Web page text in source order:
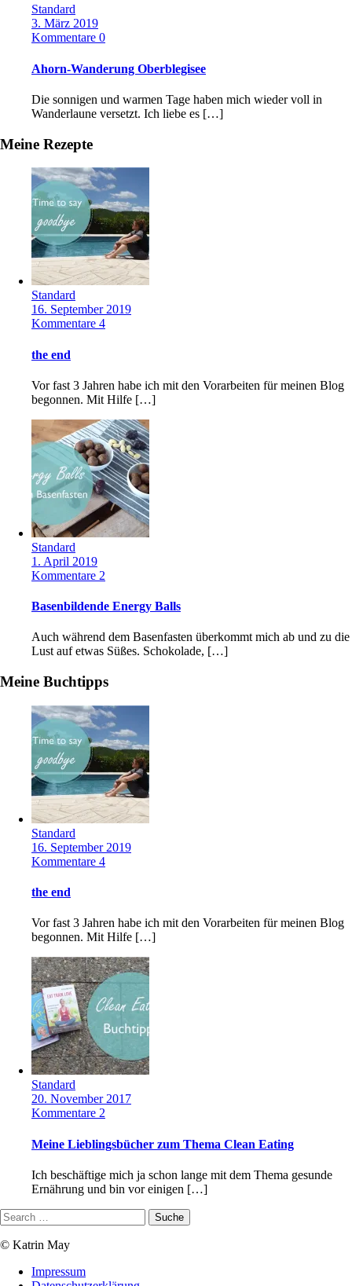
Standard
3. März 2019
Kommentare 0
Ahorn-Wanderung Oberblegisee
Die sonnigen und warmen Tage haben mich wieder voll in
Wanderlaune versetzt. Ich liebe es […]
Meine Rezepte
Standard
16. September 2019
Kommentare 4
the end
Vor fast 3 Jahren habe ich mit den Vorarbeiten für meinen Blog
begonnen. Mit Hilfe […]
Standard
1. April 2019
Kommentare 2
Basenbildende Energy Balls
Auch während dem Basenfasten überkommt mich ab und zu die
Lust auf etwas Süßes. Schokolade, […]
Meine Buchtipps
Standard
16. September 2019
Kommentare 4
the end
Vor fast 3 Jahren habe ich mit den Vorarbeiten für meinen Blog
begonnen. Mit Hilfe […]
Standard
20. November 2017
Kommentare 2
Meine Lieblingsbücher zum Thema Clean Eating
Ich beschäftige mich ja schon lange mit dem Thema gesunde
Ernährung und bin vor einigen […]
© Katrin May
Impressum